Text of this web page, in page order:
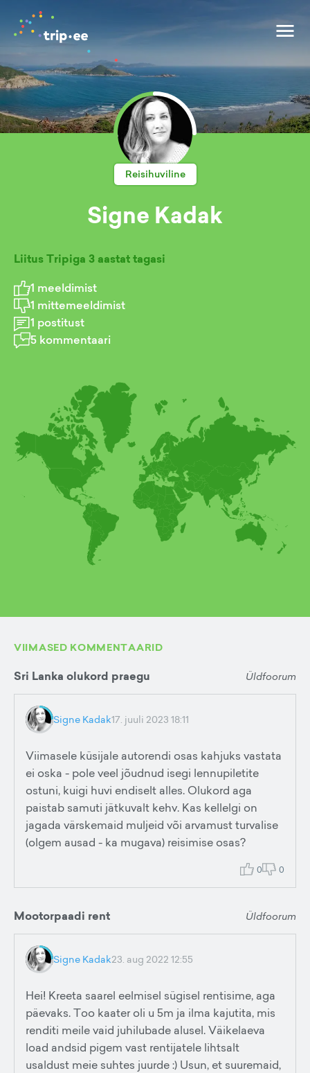
Reisihuviline
Signe Kadak
Liitus Tripiga 3 aastat tagasi
1 meeldimist
1 mittemeeldimist
1 postitust
5 kommentaari
VIIMASED KOMMENTAARID
Sri Lanka olukord praegu Üldfoorum
Signe Kadak17. juuli 2023 18:11
Viimasele küsijale autorendi osas kahjuks vastata
ei oska - pole veel jõudnud isegi lennupiletite
ostuni, kuigi huvi endiselt alles. Olukord aga
paistab samuti jätkuvalt kehv. Kas kellelgi on
jagada värskemaid muljeid või arvamust turvalise
(olgem ausad - ka mugava) reisimise osas?
0 0
Mootorpaadi rent Üldfoorum
Signe Kadak23. aug 2022 12:55
Hei! Kreeta saarel eelmisel sügisel rentisime, aga
päevaks. Too kaater oli u 5m ja ilma kajutita, mis
renditi meile vaid juhilubade alusel. Väikelaeva
load andsid pigem vast rentijatele lihtsalt
usaldust meie suhtes juurde :) Usun, et suuremaid,